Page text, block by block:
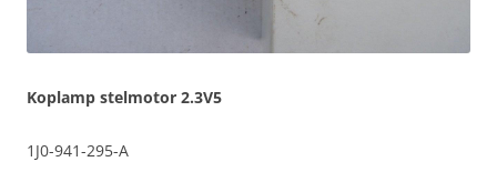
Koplamp stelmotor 2.3V5
1J0-941-295-A